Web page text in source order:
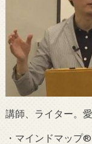
講師、ライター。愛
・マインドマップ